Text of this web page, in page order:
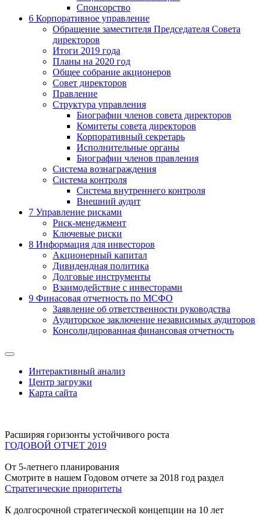
Спонсорство
6 Корпоративное управление
Обращение заместителя Председателя Совета
директоров
Итоги 2019 года
Планы на 2020 год
Общее собрание акционеров
Совет директоров
Правление
Структура управления
Биографии членов совета директоров
Комитеты совета директоров
Корпоративный секретарь
Исполнительные органы
Биографии членов правления
Система вознаграждения
Система контроля
Система внутреннего контроля
Внешний аудит
7 Управление рисками
Риск-менеджмент
Ключевые риски
8 Информация для инвесторов
Акционерный капитал
Дивидендная политика
Долговые инструменты
Взаимодействие с инвеcторами
9 Финасовая отчетность по МСФО
Заявление об ответственности руководства
Аудиторское заключение независимых аудиторов
Консолидированная финансовая отчетность
Интерактивный анализ
Центр загрузки
Карта сайта
Расширяя горизонты устойчивого роста
ГОДОВОЙ ОТЧЕТ 2019
От 5-летнего планирования
Смотрите в нашем Годовом отчете за 2018 год раздел
Стратегические приоритеты
К долгосрочной стратегической концепции на 10 лет